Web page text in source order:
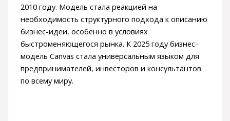
2010 году. Модель стала реакцией на
необходимость структурного подхода к описанию
бизнес-идеи, особенно в условиях
быстроменяющегося рынка. К 2025 году бизнес-
модель Canvas стала универсальным языком для
предпринимателей, инвесторов и консультантов
по всему миру.